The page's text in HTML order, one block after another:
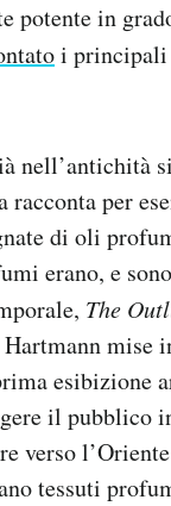
potente in
i principali
nell’antichità
racconta per
di oli
erano, e
The
mise
esibizione
il pubblico
verso
tessuti